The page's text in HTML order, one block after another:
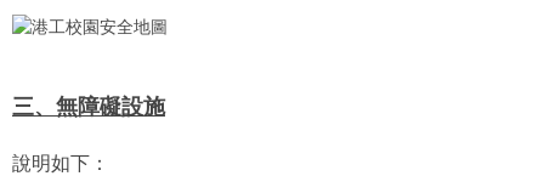
三、無障礙設施
說明如下：